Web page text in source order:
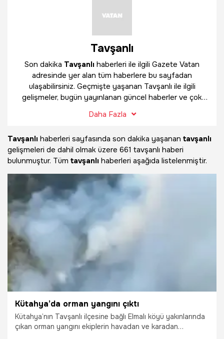
Tavşanlı
Son dakika Tavşanlı haberleri ile ilgili Gazete Vatan
adresinde yer alan tüm haberlere bu sayfadan
ulaşabilirsiniz. Geçmişte yaşanan Tavşanlı ile ilgili
gelişmeler, bugün yayınlanan güncel haberler ve çok
Daha Fazla
Tavşanlı haberleri sayfasında son dakika yaşanan tavşanlı
gelişmeleri de dahil olmak üzere 661 tavşanlı haberi
bulunmuştur. Tüm tavşanlı haberleri aşağıda listelenmiştir.
Kütahya’da orman yangını çıktı
Kütahya’nın Tavşanlı ilçesine bağlı Elmalı köyü yakınlarında
çıkan orman yangını ekiplerin havadan ve karadan